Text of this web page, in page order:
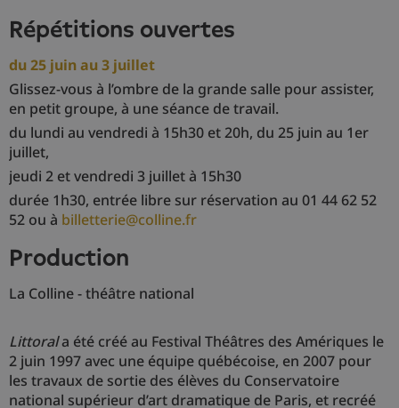
répétitions ouvertes
du 25 juin au 3 juillet
Glissez-vous à l’ombre de la grande salle pour assister,
en petit groupe, à une séance de travail.
du lundi au vendredi à 15h30 et 20h, du 25 juin au 1er
juillet,
jeudi 2 et vendredi 3 juillet à 15h30
durée 1h30, entrée libre sur réservation au 01 44 62 52
52 ou à billetterie@colline.fr
production
La Colline - théâtre national
Littorala été créé au Festival Théâtres des Amériques le
2 juin 1997 avec une équipe québécoise, en 2007 pour
les travaux de sortie des élèves du Conservatoire
national supérieur d’art dramatique de Paris, et recréé